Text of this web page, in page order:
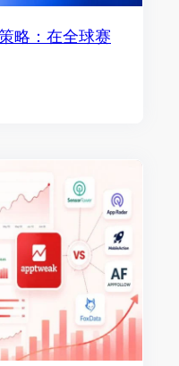
略：在全球赛